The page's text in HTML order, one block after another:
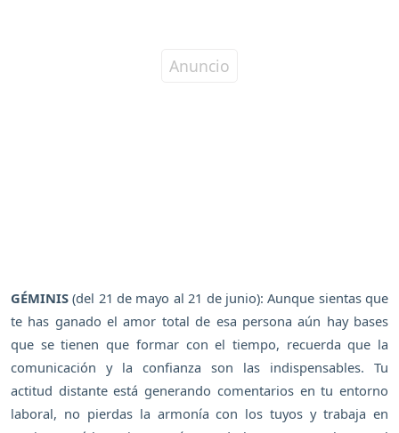
GÉMINIS (del 21 de mayo al 21 de junio): Aunque sientas que
te has ganado el amor total de esa persona aún hay bases
que se tienen que formar con el tiempo, recuerda que la
comunicación y la confianza son las indispensables. Tu
actitud distante está generando comentarios en tu entorno
laboral, no pierdas la armonía con los tuyos y trabaja en